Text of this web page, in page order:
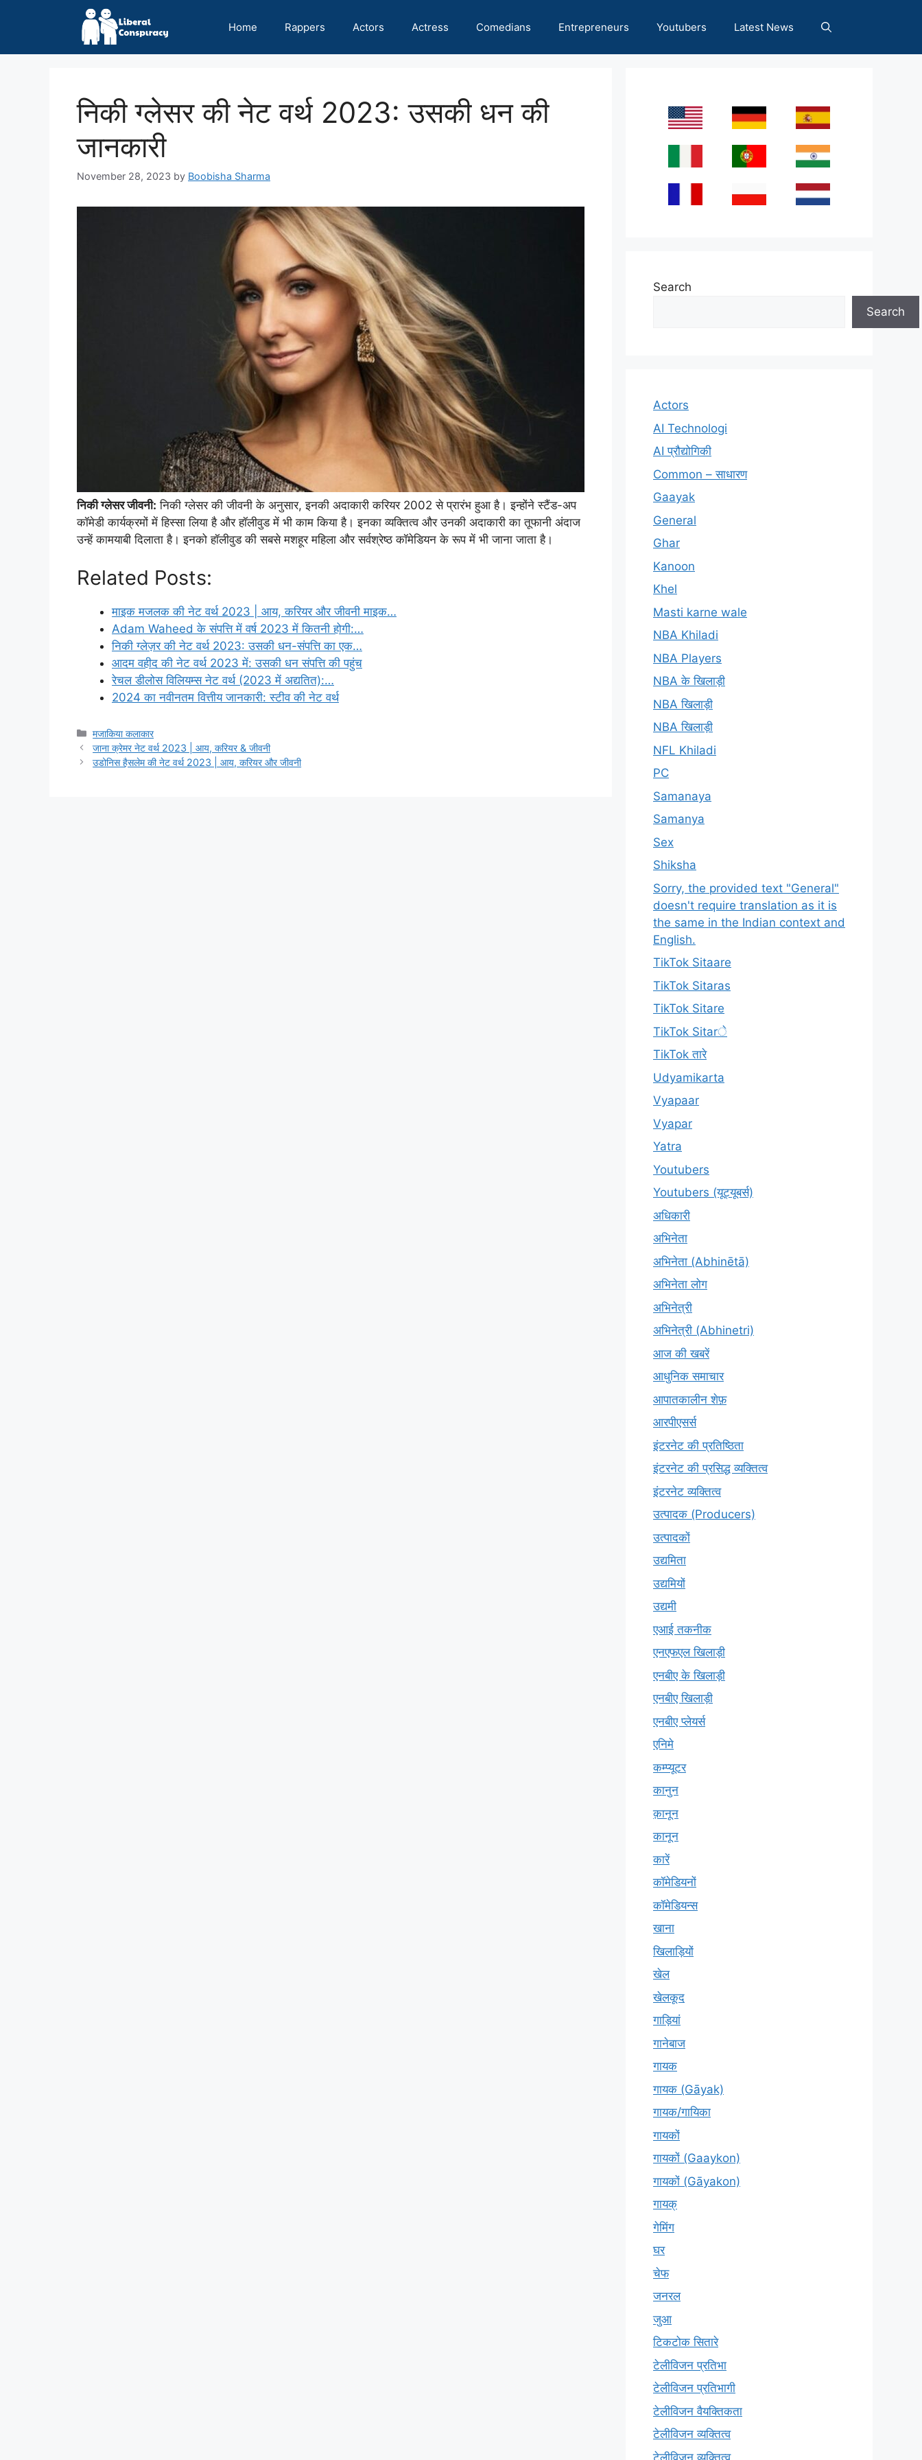
Home Rappers Actors Actress Comedians Entrepreneurs Youtubers Latest News
निकी ग्लेसर की नेट वर्थ 2023: उसकी धन की
जानकारी
November 28, 2023 by Boobisha Sharma
निकी ग्लेसर जीवनी: निकी ग्लेसर की जीवनी के अनुसार, इनकी अदाकारी करियर 2002 से प्रारंभ हुआ है। इन्होंने स्टैंड-अप
कॉमेडी कार्यक्रमों में हिस्सा लिया है और हॉलीवुड में भी काम किया है। इनका व्यक्तित्व और उनकी अदाकारी का तूफानी अंदाज
उन्हें कामयाबी दिलाता है। इनको हॉलीवुड की सबसे मशहूर महिला और सर्वश्रेष्ठ कॉमेडियन के रूप में भी जाना जाता है।
Related Posts:
माइक मजलक की नेट वर्थ 2023 | आय, करियर और जीवनी माइक…
Adam Waheed के संपत्ति में वर्ष 2023 में कितनी होगी:…
निकी ग्लेज़र की नेट वर्थ 2023: उसकी धन-संपत्ति का एक…
आदम वहीद की नेट वर्थ 2023 में: उसकी धन संपत्ति की पहुंच
रेचल डीलोस विलियम्स नेट वर्थ (2023 में अद्यतित):…
2024 का नवीनतम वित्तीय जानकारी: स्टीव की नेट वर्थ
Categories
मजाकिया कलाकार
जाना क्रेमर नेट वर्थ 2023 | आय, करियर & जीवनी
उडोनिस हैसलेम की नेट वर्थ 2023 | आय, करियर और जीवनी
Search
Search
Actors
AI Technologi
AI प्रौद्योगिकी
Common – साधारण
Gaayak
General
Ghar
Kanoon
Khel
Masti karne wale
NBA Khiladi
NBA Players
NBA के खिलाड़ी
NBA खिलाड़ी
NBA खिलाड़ी
NFL Khiladi
PC
Samanaya
Samanya
Sex
Shiksha
Sorry, the provided text "General"
doesn't require translation as it is
the same in the Indian context and
English.
TikTok Sitaare
TikTok Sitaras
TikTok Sitare
TikTok Sitarे
TikTok तारे
Udyamikarta
Vyapaar
Vyapar
Yatra
Youtubers
Youtubers (यूट्यूबर्स)
अधिकारी
अभिनेता
अभिनेता (Abhinētā)
अभिनेता लोग
अभिनेत्री
अभिनेत्री (Abhinetri)
आज की खबरें
आधुनिक समाचार
आपातकालीन शेफ़
आरपीएसर्स
इंटरनेट की प्रतिष्ठिता
इंटरनेट की प्रसिद्ध व्यक्तित्व
इंटरनेट व्यक्तित्व
उत्पादक (Producers)
उत्पादकों
उद्यमिता
उद्यमियों
उद्यमी
एआई तकनीक
एनएफएल खिलाड़ी
एनबीए के खिलाड़ी
एनबीए खिलाड़ी
एनबीए प्लेयर्स
एनिमे
कम्प्यूटर
कानुन
क़ानून
कानून
कारें
कॉमेडियनों
कॉमेडियन्स
खाना
खिलाड़ियों
खेल
खेलकूद
गाड़ियां
गानेबाज
गायक
गायक (Gāyak)
गायक/गायिका
गायकों
गायकों (Gaaykon)
गायकों (Gāyakon)
गायक्
गेमिंग
घर
चेफ
जनरल
जुआ
टिकटोक सितारे
टेलीविजन प्रतिभा
टेलीविजन प्रतिभागी
टेलीविजन वैयक्तिकता
टेलीविजन व्यक्तित्व
टेलीविज़न व्यक्तित्व